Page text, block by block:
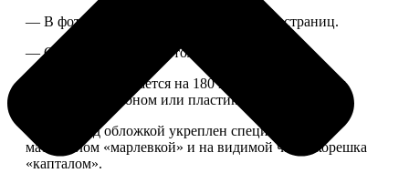
— В фотокниге может быть от 20 до 100 страниц.
— Страницы плотные, толщина 1 мм.
— Книга раскрывается на 180 градусов, развороты
укреплены картоном или пластиком.
— Блок под обложкой укреплен специальным
материалом «марлевкой» и на видимой части корешка
«капталом».